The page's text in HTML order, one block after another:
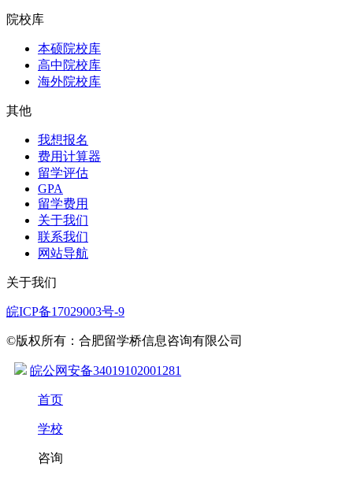
院校库
本硕院校库
高中院校库
海外院校库
其他
我想报名
费用计算器
留学评估
GPA
留学费用
关于我们
联系我们
网站导航
关于我们
皖ICP备17029003号-9
©版权所有：合肥留学桥信息咨询有限公司
皖公网安备34019102001281
首页
学校
咨询